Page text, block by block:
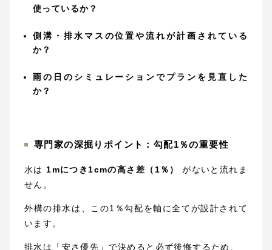
使っているか？
側溝・排水マスの位置や流れが計画されている
か？
雨の日のシミュレーションでプランを見直した
か？
専門家の深掘りポイント：勾配1％の重要性
水は 1mにつき1cmの高さ差（1％）
がないと流れま
せん。
外構の排水は、この1％勾配を軸に全てが設計されて
います。
排水は「安さ優先」で決めると必ず後悔するため、